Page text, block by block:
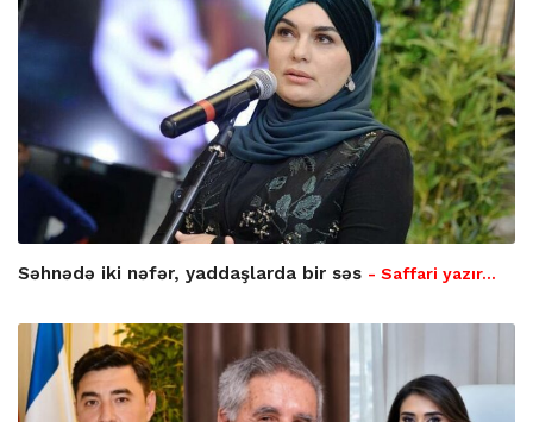
Səhnədə iki nəfər, yaddaşlarda bir səs - Saffari yazır…